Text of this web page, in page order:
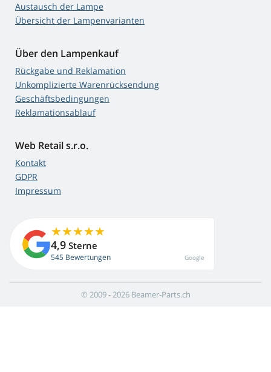
Austausch der Lampe
Übersicht der Lampenvarianten
Über den Lampenkauf
Rückgabe und Reklamation
Unkomplizierte Warenrücksendung
Geschäftsbedingungen
Reklamationsablauf
Web Retail s.r.o.
Kontakt
GDPR
Impressum
4,9 Sterne
545 Bewertungen Google
© 2009 - 2026 Beamer-Parts.ch